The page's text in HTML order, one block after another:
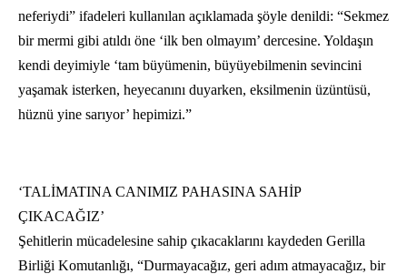
neferiydi” ifadeleri kullanılan açıklamada şöyle denildi: “Sekmez
bir mermi gibi atıldı öne ‘ilk ben olmayım’ dercesine. Yoldaşın
kendi deyimiyle ‘tam büyümenin, büyüyebilmenin sevincini
yaşamak isterken, heyecanını duyarken, eksilmenin üzüntüsü,
hüznü yine sarıyor’ hepimizi.”
‘TALİMATINA CANIMIZ PAHASINA SAHİP
ÇIKACAĞIZ’
Şehitlerin mücadelesine sahip çıkacaklarını kaydeden Gerilla
Birliği Komutanlığı, “Durmayacağız, geri adım atmayacağız, bir